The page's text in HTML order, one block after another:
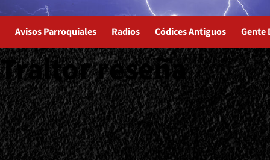
Avisos Parroquiales Radios Códices Antiguos Gente
reseña